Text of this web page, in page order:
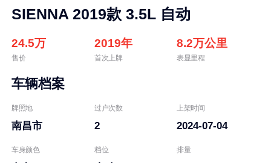
SIENNA 2019款 3.5L 自动
24.5万
售价
2019年
首次上牌
8.2万公里
表显里程
车辆档案
牌照地
南昌市
过户次数
2
上架时间
2024-07-04
车身颜色 档位 排量